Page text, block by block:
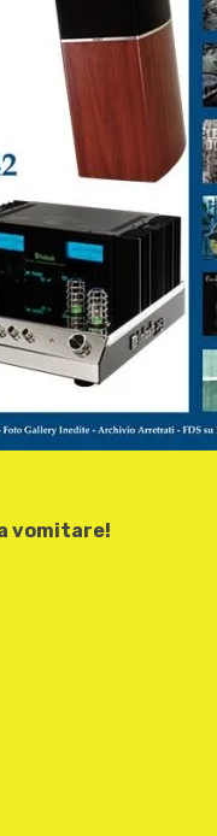
vomitare!